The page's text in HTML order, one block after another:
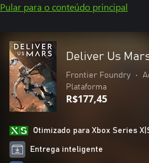
Pular para o conteúdo principal
Deliver Us
Frontier Foundry •
Plataforma
R$177,45
Otimizado para Xbox Series
Entrega inteligente